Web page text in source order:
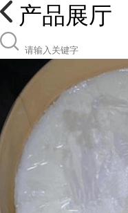
产品展厅